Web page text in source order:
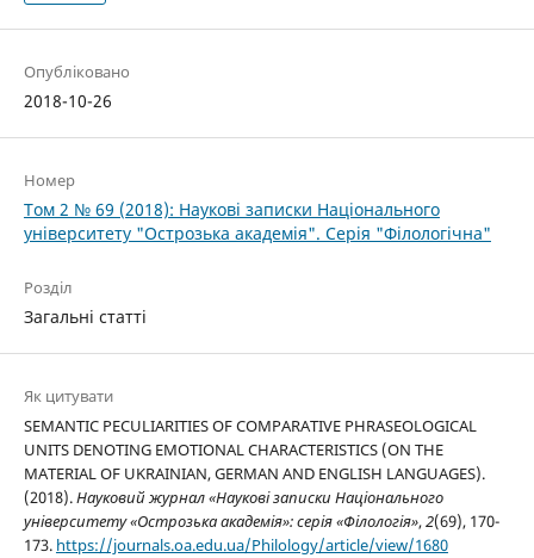
Опубліковано
2018-10-26
Номер
Том 2 № 69 (2018): Наукові записки Національного
університету "Острозька академія". Серія "Філологічна"
Розділ
Загальні статті
Як цитувати
SEMANTIC PECULIARITIES OF COMPARATIVE PHRASEOLOGICAL
UNITS DENOTING EMOTIONAL CHARACTERISTICS (ON THE
MATERIAL OF UKRAINIAN, GERMAN AND ENGLISH LANGUAGES).
(2018).Науковий журнал «Наукові записки Національного
університету «Острозька академія»: серія «Філологія»,2(69), 170-
173. https://journals.oa.edu.ua/Philology/article/view/1680